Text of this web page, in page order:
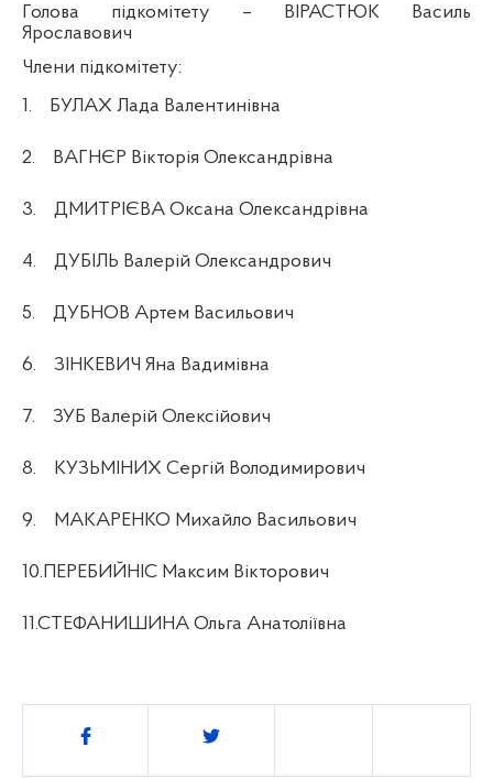
Голова підкомітету – ВІРАСТЮК Василь
Ярославович
Члени підкомітету:
1.
БУЛАХ Лада Валентинівна
2. ВАГНЄР Вікторія Олександрівна
3. ДМИТРІЄВА Оксана Олександрівна
4. ДУБІЛЬ Валерій Олександрович
5. ДУБНОВ Артем Васильович
6. ЗІНКЕВИЧ Яна Вадимівна
7. ЗУБ Валерій Олексійович
8. КУЗЬМІНИХ Сергій Володимирович
9. МАКАРЕНКО Михайло Васильович
10.ПЕРЕБИЙНІС Максим Вікторович
11.СТЕФАНИШИНА Ольга Анатоліївна
Поділитись